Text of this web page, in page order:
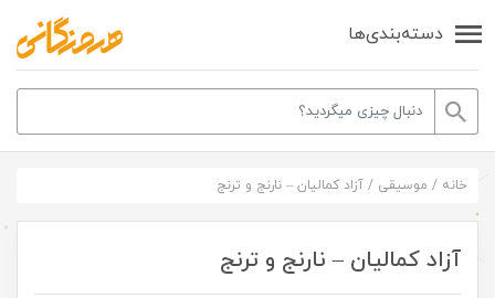
دسته‌بندی‌ها
خانه / موسیقی / آزاد کمالیان – نارنج و ترنج
آزاد کمالیان – نارنج و ترنج